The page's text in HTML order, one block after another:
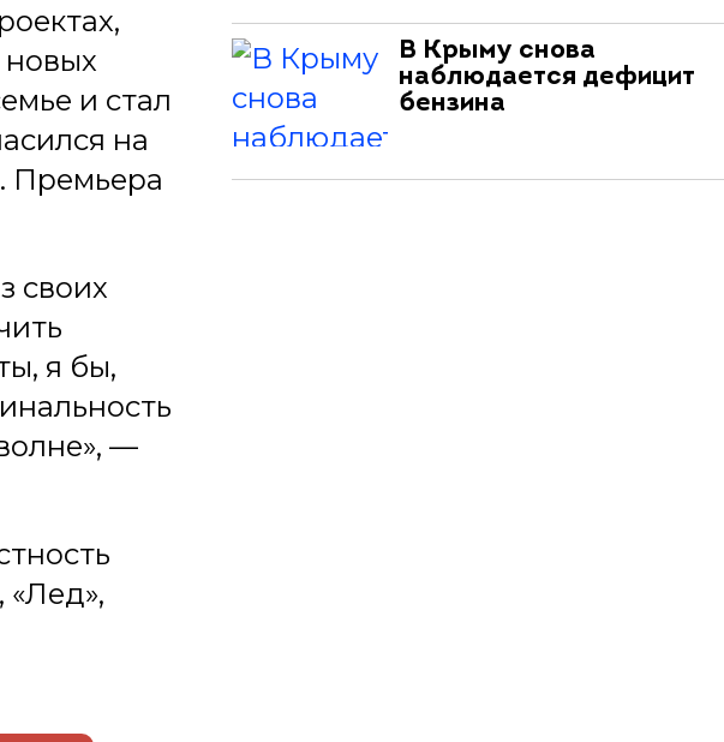
новых
и стал
на
Премьера
своих
я бы,
—
«Лед»,
В Крыму снова
наблюдается дефицит
бензина